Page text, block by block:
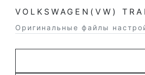
VOLKSWAGEN(VW)
Оригинальные файлы